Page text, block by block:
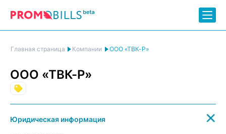
Главная страница Компании ООО «ТВК-Р»
ООО «ТВК-Р»
Юридическая информация